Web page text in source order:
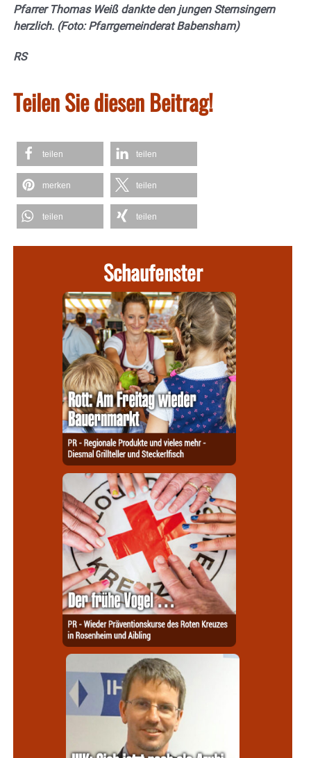
Pfarrer Thomas Weiß dankte den jungen Sternsingern
herzlich. (Foto: Pfarrgemeinderat Babensham)
RS
Teilen Sie diesen Beitrag!
teilen teilen
merken teilen
teilen teilen
Schaufenster